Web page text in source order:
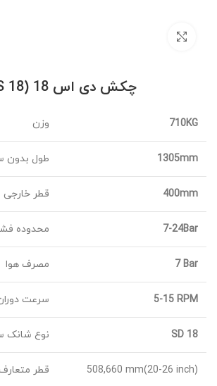
چکش دی اس 18 (DS 18)
وزن 710KG
طول بدون 1305mm
قطر خارجی 400mm
محدوده 7-24Bar
مصرف هوا 7 Bar
سرعت 5-15 RPM
نوع شانک SD 18
قطر 508,660 mm(20-26 inch)